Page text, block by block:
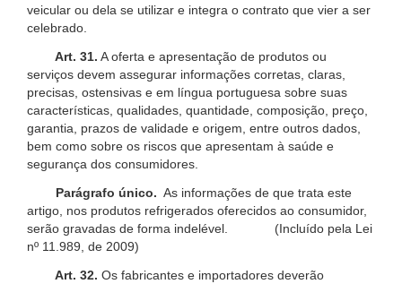
veicular ou dela se utilizar e integra o contrato que vier a ser
celebrado.
Art. 31. A oferta e apresentação de produtos ou
serviços devem assegurar informações corretas, claras,
precisas, ostensivas e em língua portuguesa sobre suas
características, qualidades, quantidade, composição, preço,
garantia, prazos de validade e origem, entre outros dados,
bem como sobre os riscos que apresentam à saúde e
segurança dos consumidores.
Parágrafo único. As informações de que trata este
artigo, nos produtos refrigerados oferecidos ao consumidor,
serão gravadas de forma indelével. (Incluído pela Lei
nº 11.989, de 2009)
Art. 32. Os fabricantes e importadores deverão